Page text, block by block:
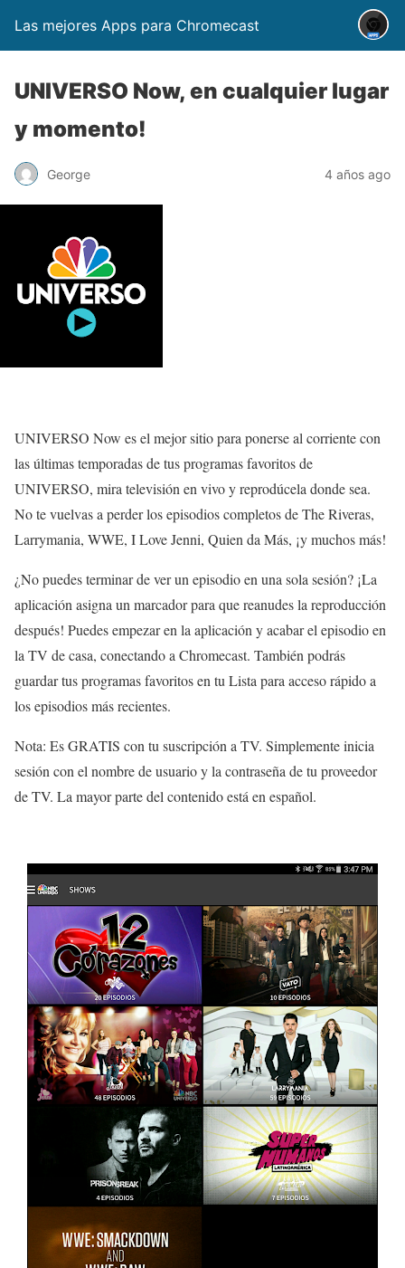
Las mejores Apps para Chromecast
UNIVERSO Now, en cualquier lugar
y momento!
George 4 años ago
UNIVERSO Now es el mejor sitio para ponerse al corriente con
las últimas temporadas de tus programas favoritos de
UNIVERSO, mira televisión en vivo y reprodúcela donde sea.
No te vuelvas a perder los episodios completos de The Riveras,
Larrymania, WWE, I Love Jenni, Quien da Más, ¡y muchos más!
¿No puedes terminar de ver un episodio en una sola sesión? ¡La
aplicación asigna un marcador para que reanudes la reproducción
después! Puedes empezar en la aplicación y acabar el episodio en
la TV de casa, conectando a Chromecast. También podrás
guardar tus programas favoritos en tu Lista para acceso rápido a
los episodios más recientes.
Nota: Es GRATIS con tu suscripción a TV. Simplemente inicia
sesión con el nombre de usuario y la contraseña de tu proveedor
de TV. La mayor parte del contenido está en español.